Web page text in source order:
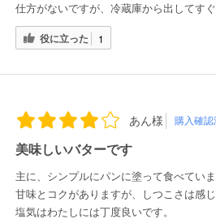
仕方がないですが、冷蔵庫から出してす
役に立った 1
あん様 購入確認
美味しいバターです
主に、シンプルにパンに塗って食べていま
甘味とコクがありますが、しつこさは感
塩気はわたしには丁度良いです。